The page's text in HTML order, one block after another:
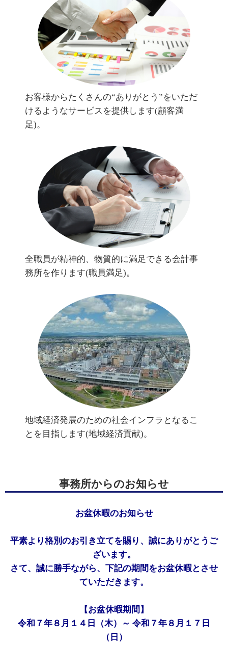
お客様からたくさんの“ありがとう”をいただ
けるようなサービスを提供します(顧客満
足)。
全職員が精神的、物質的に満足できる会計事
務所を作ります(職員満足)。
地域経済発展のための社会インフラとなるこ
とを目指します(地域経済貢献)。
事務所からのお知らせ
お盆休暇のお知らせ
平素より格別のお引き立てを賜り、誠にありがとうご
ざいます。
さて、誠に勝手ながら、下記の期間をお盆休暇とさせ
ていただきます。
【お盆休暇期間】
令和７年８月１４日（木）～ 令和７年８月１７日
（日）